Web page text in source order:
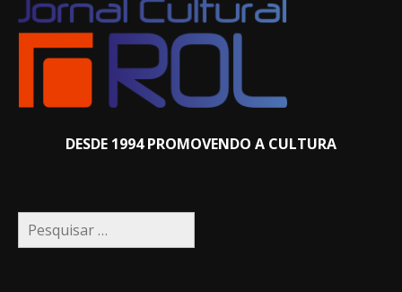
DESDE 1994 PROMOVENDO A CULTURA
Pesquisar
por: